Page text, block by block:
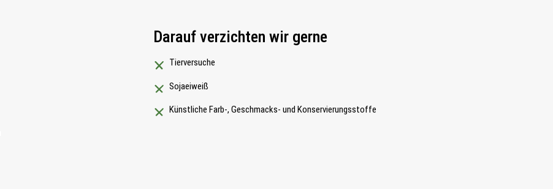
Darauf verzichten wir gerne
Tierversuche
Sojaeiweiß
Künstliche Farb-, Geschmacks- und Konservierungsstoffe